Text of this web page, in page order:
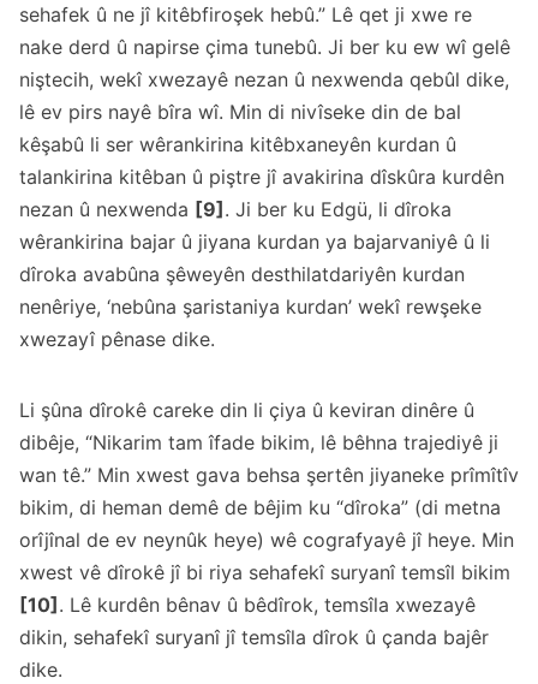
sehafek û ne jî kitêbfiroşek hebû.” Lê qet ji xwe re
nake derd û napirse çima tunebû. Ji ber ku ew wî gelê
niştecih, wekî xwezayê nezan û nexwenda qebûl dike,
lê ev pirs nayê bîra wî. Min di nivîseke din de bal
kêşabû li ser wêrankirina kitêbxaneyên kurdan û
talankirina kitêban û piştre jî avakirina dîskûra kurdên
nezan û nexwenda [9]. Ji ber ku Edgü, li dîroka
wêrankirina bajar û jiyana kurdan ya bajarvaniyê û li
dîroka avabûna şêweyên desthilatdariyên kurdan
nenêriye, ‘nebûna şaristaniya kurdan’ wekî rewşeke
xwezayî pênase dike.
Li şûna dîrokê careke din li çiya û keviran dinêre û
dibêje, “Nikarim tam îfade bikim, lê bêhna trajediyê ji
wan tê.” Min xwest gava behsa şertên jiyaneke prîmîtîv
bikim, di heman demê de bêjim ku “dîroka” (di metna
orîjînal de ev neynûk heye) wê cografyayê jî heye. Min
xwest vê dîrokê jî bi riya sehafekî suryanî temsîl bikim
[10]. Lê kurdên bênav û bêdîrok, temsîla xwezayê
dikin, sehafekî suryanî jî temsîla dîrok û çanda bajêr
dike.